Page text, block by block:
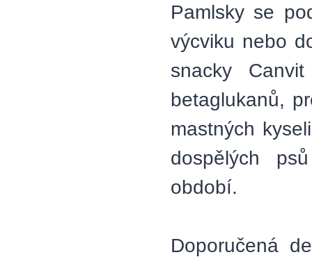
Pamlsky se
výcviku nebo
snacky
betaglukanů,
mastných
dospělých
období.
Doporučená